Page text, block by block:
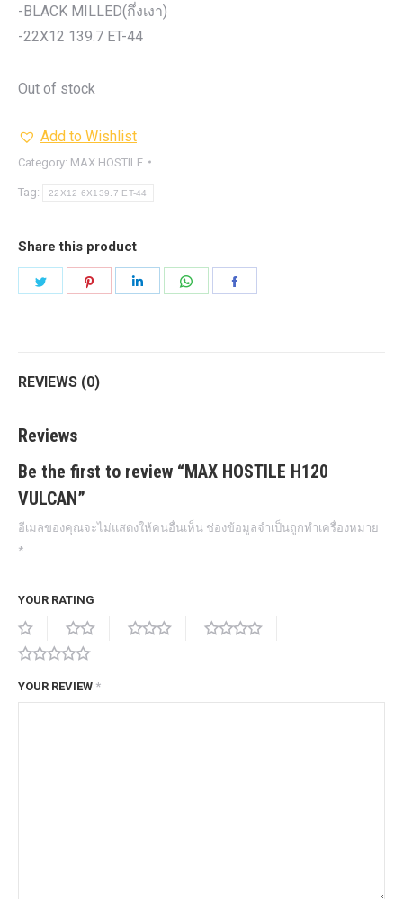
-BLACK MILLED(กึ่งเงา)
-22X12 139.7 ET-44
Out of stock
Add to Wishlist
Category: MAX HOSTILE
Tag: 22X12 6X139.7 ET-44
Share this product
REVIEWS (0)
Reviews
Be the first to review “MAX HOSTILE H120
VULCAN”
อีเมลของคุณจะไม่แสดงให้คนอื่นเห็น ช่องข้อมูลจำเป็นถูกทำเครื่องหมาย
*
YOUR RATING
YOUR REVIEW *